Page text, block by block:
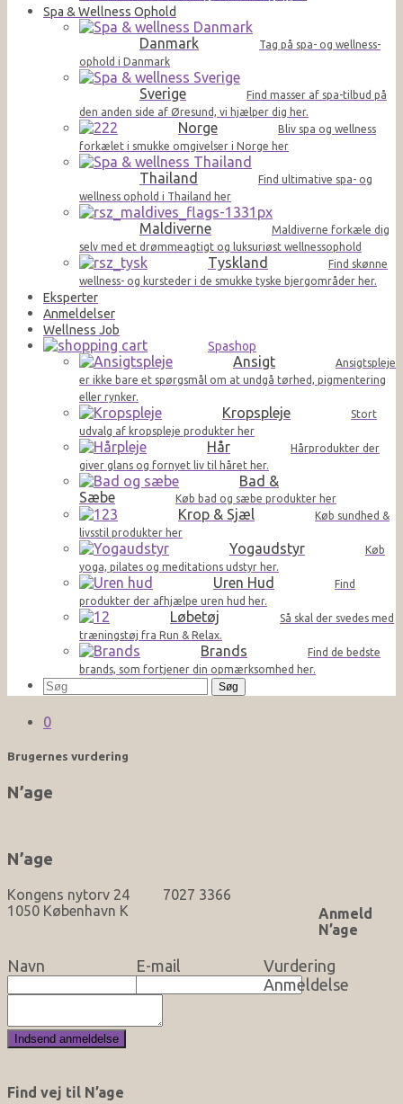
Spa & Wellness Ophold
Danmark
Tag på spa- og wellness-
ophold i Danmark
Sverige
Find masser af spa-tilbud på
den anden side af Øresund, vi hjælper dig her.
Norge
Bliv spa og wellness
forkælet i smukke omgivelser i Norge her
Thailand
Find ultimative spa- og
wellness ophold i Thailand her
Maldiverne
Maldiverne forkæle dig
selv med et drømmeagtigt og luksuriøst wellnessophold
Tyskland
Find skønne
wellness- og kursteder i de smukke tyske bjergområder her.
Eksperter
Anmeldelser
Wellness Job
Spashop
Ansigt
Ansigtspleje
er ikke bare et spørgsmål om at undgå tørhed, pigmentering
eller rynker.
Kropspleje
Stort
udvalg af kropspleje produkter her
Hår
Hårprodukter der
giver glans og fornyet liv til håret her.
Bad &
Sæbe
Køb bad og sæbe produkter her
Krop & Sjæl
Køb sundhed &
livsstil produkter her
Yogaudstyr
Køb
yoga, pilates og meditations udstyr her.
Uren Hud
Find
produkter der afhjælpe uren hud her.
Løbetøj
Så skal der svedes med
træningstøj fra Run & Relax.
Brands
Find de bedste
brands, som fortjener din opmærksomhed her.
Søg
efter:
0
Brugernes vurdering
N’age
N’age
Kongens nytorv 24
1050 København K
7027 3366
Anmeld
N’age
Navn E-mail
Vurdering
Anmeldelse
Find vej til N’age